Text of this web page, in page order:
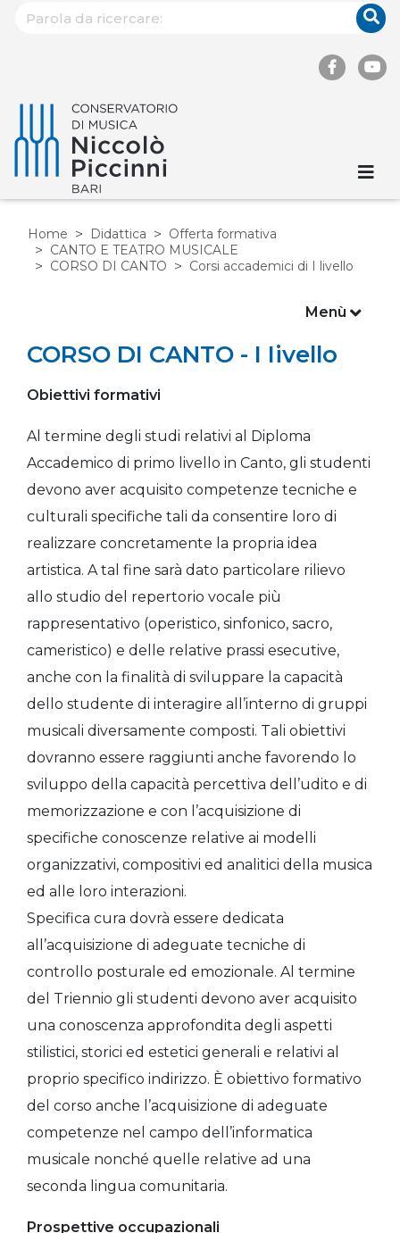
Home Didattica
Offerta formativa
CANTO E TEATRO MUSICALE
CORSO DI CANTO
Corsi accademici di I livello
CORSO DI CANTO - I Iivello
Obiettivi formativi
Al termine degli studi relativi al Diploma
Accademico di primo livello in Canto, gli studenti
devono aver acquisito competenze tecniche e
culturali specifiche tali da consentire loro di
realizzare concretamente la propria idea
artistica. A tal fine sarà dato particolare rilievo
allo studio del repertorio vocale più
rappresentativo (operistico, sinfonico, sacro,
cameristico) e delle relative prassi esecutive,
anche con la finalità di sviluppare la capacità
dello studente di interagire all’interno di gruppi
musicali diversamente composti. Tali obiettivi
dovranno essere raggiunti anche favorendo lo
sviluppo della capacità percettiva dell’udito e di
memorizzazione e con l’acquisizione di
specifiche conoscenze relative ai modelli
organizzativi, compositivi ed analitici della musica
ed alle loro interazioni.
Specifica cura dovrà essere dedicata
all’acquisizione di adeguate tecniche di
controllo posturale ed emozionale. Al termine
del Triennio gli studenti devono aver acquisito
una conoscenza approfondita degli aspetti
stilistici, storici ed estetici generali e relativi al
proprio specifico indirizzo. È obiettivo formativo
del corso anche l’acquisizione di adeguate
competenze nel campo dell’informatica
musicale nonché quelle relative ad una
seconda lingua comunitaria.
Prospettive occupazionali
Menù